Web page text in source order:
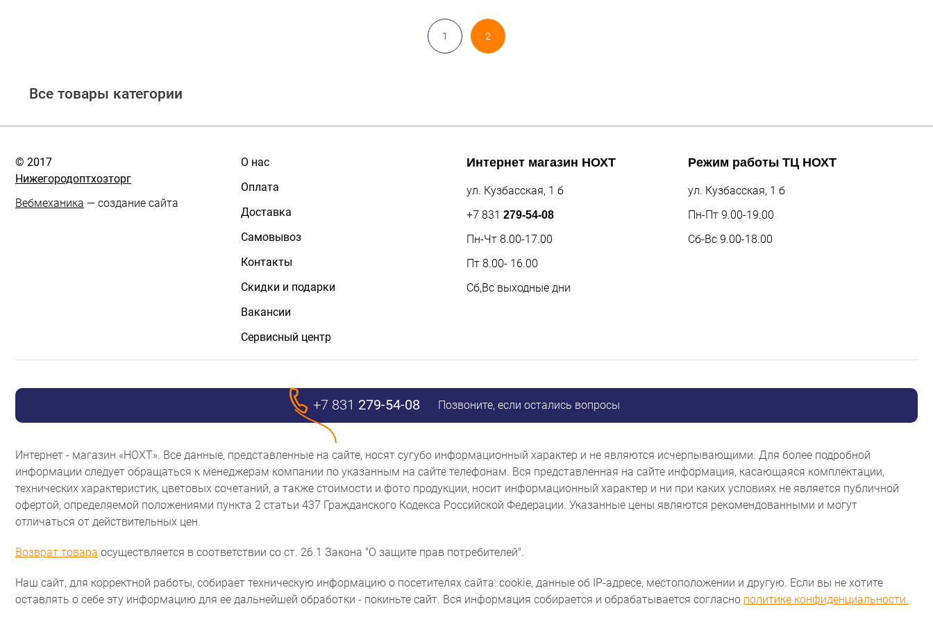
1 2
Все товары категории
© 2017
Нижегородоптхозторг
Вебмеханика — создание сайта
О нас
Оплата
Доставка
Самовывоз
Контакты
Скидки и подарки
Вакансии
Сервисный центр
Интернет магазин НОХТ
ул. Кузбасская, 1 б
+7 831 279-54-08
Пн-Чт 8.00-17.00
Пт 8.00- 16.00
Сб,Вс выходные дни
Режим работы ТЦ НОХТ
ул. Кузбасская, 1 б
Пн-Пт 9.00-19.00
Сб-Вс 9.00-18.00
+7 831 279-54-08 Позвоните, если остались вопросы
Интернет - магазин «НОХТ». Все данные, представленные на сайте, носят сугубо информационный характер и не являются исчерпывающими. Для более подробной
информации следует обращаться к менеджерам компании по указанным на сайте телефонам. Вся представленная на сайте информация, касающаяся комплектации,
технических характеристик, цветовых сочетаний, а также стоимости и фото продукции, носит информационный характер и ни при каких условиях не является публичной
офертой, определяемой положениями пункта 2 статьи 437 Гражданского Кодекса Российской Федерации. Указанные цены являются рекомендованными и могут
отличаться от действительных цен.
Возврат товара осуществляется в соответствии со ст. 26.1 Закона "О защите прав потребителей".
Наш сайт, для корректной работы, собирает техническую информацию о посетителях сайта: cookie, данные об IP-адресе, местоположении и другую. Если вы не хотите
оставлять о себе эту информацию для ее дальнейшей обработки - покиньте сайт. Вся информация собирается и обрабатывается согласно политике конфиденциальности.